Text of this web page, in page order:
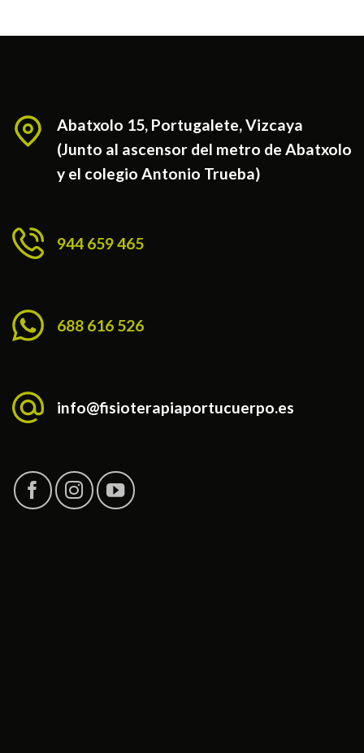
Abatxolo 15, Portugalete, Vizcaya
(Junto al ascensor del metro de Abatxolo
y el colegio Antonio Trueba)
944 659 465
688 616 526
info@fisioterapiaportucuerpo.es